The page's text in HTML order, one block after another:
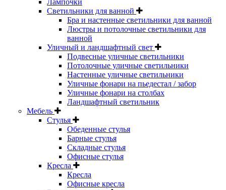
Лампочки
Светильники для ванной
Бра и настенные светильники для ванной
Люстры и потолочные светильники для
ванной
Уличный и ландшафтный свет
Подвесные уличные светильники
Потолочные уличные светильники
Настенные уличные светильники
Уличные фонари на пьедестал / забор
Уличные фонари на столбах
Ландшафтный светильник
Мебель
Стулья
Обеденные стулья
Барные стулья
Складные стулья
Офисные стулья
Кресла
Кресла
Офисные кресла